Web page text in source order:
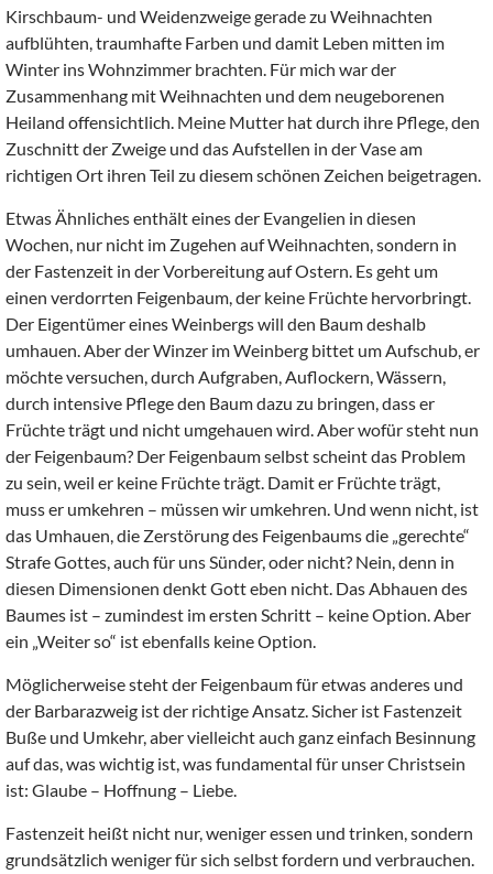
Kirschbaum- und Weidenzweige gerade zu Weihnachten
aufblühten, traumhafte Farben und damit Leben mitten im
Winter ins Wohnzimmer brachten. Für mich war der
Zusammenhang mit Weihnachten und dem neugeborenen
Heiland offensichtlich. Meine Mutter hat durch ihre Pflege, den
Zuschnitt der Zweige und das Aufstellen in der Vase am
richtigen Ort ihren Teil zu diesem schönen Zeichen beigetragen.
Etwas Ähnliches enthält eines der Evangelien in diesen
Wochen, nur nicht im Zugehen auf Weihnachten, sondern in
der Fastenzeit in der Vorbereitung auf Ostern. Es geht um
einen verdorrten Feigenbaum, der keine Früchte hervorbringt.
Der Eigentümer eines Weinbergs will den Baum deshalb
umhauen. Aber der Winzer im Weinberg bittet um Aufschub, er
möchte versuchen, durch Aufgraben, Auflockern, Wässern,
durch intensive Pflege den Baum dazu zu bringen, dass er
Früchte trägt und nicht umgehauen wird. Aber wofür steht nun
der Feigenbaum? Der Feigenbaum selbst scheint das Problem
zu sein, weil er keine Früchte trägt. Damit er Früchte trägt,
muss er umkehren – müssen wir umkehren. Und wenn nicht, ist
das Umhauen, die Zerstörung des Feigenbaums die „gerechte“
Strafe Gottes, auch für uns Sünder, oder nicht? Nein, denn in
diesen Dimensionen denkt Gott eben nicht. Das Abhauen des
Baumes ist – zumindest im ersten Schritt – keine Option. Aber
ein „Weiter so“ ist ebenfalls keine Option.
Möglicherweise steht der Feigenbaum für etwas anderes und
der Barbarazweig ist der richtige Ansatz. Sicher ist Fastenzeit
Buße und Umkehr, aber vielleicht auch ganz einfach Besinnung
auf das, was wichtig ist, was fundamental für unser Christsein
ist: Glaube – Hoffnung – Liebe.
Fastenzeit heißt nicht nur, weniger essen und trinken, sondern
grundsätzlich weniger für sich selbst fordern und verbrauchen.